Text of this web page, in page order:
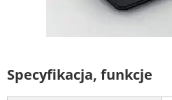
Specyfikacja, funkcje